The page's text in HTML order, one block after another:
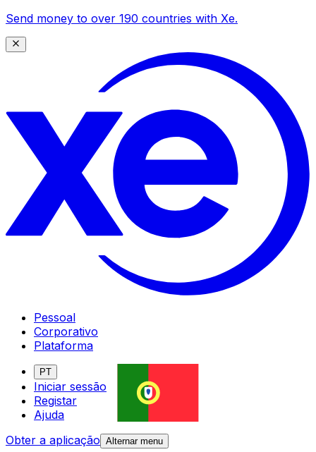
Send money to over 190 countries with Xe.
Pessoal
Corporativo
Plataforma
PT
Iniciar sessão
Registar
Ajuda
Obter a aplicação Alternar menu